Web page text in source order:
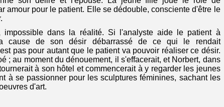
amour pour le patient. Elle se dédouble, consciente d'être le
impossible dans la réalité. Si l'analyste aide le patient à
cause de son désir débarrassé de ce qui le rendait
pas pour autant que le patient va pouvoir réaliser ce désir.
; au moment du dénouement, il s'effacerait, et Norbert, dans
à son hôtel et commencerait à y regarder les jeunes
à se passionner pour les sculptures féminines, sachant les
d'art.